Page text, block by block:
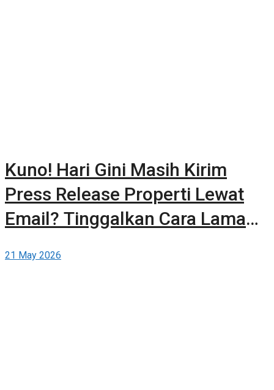
Kuno! Hari Gini Masih Kirim
Press Release Properti Lewat
Email? Tinggalkan Cara Lama
Gratis di Berita-Properti.com
21 May 2026